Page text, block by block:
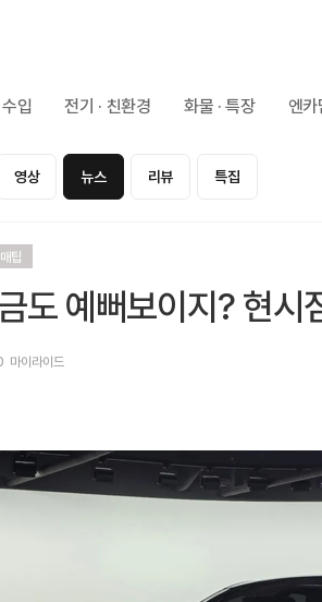
수입 전기 · 친환경 화물 · 특장 엔
영상 뉴스 리뷰 특집
팁
도 예뻐보이지? 현
마이라이드